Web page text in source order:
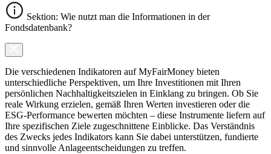
Sektion: Wie nutzt man die Informationen in der
Fondsdatenbank?
Die verschiedenen Indikatoren auf MyFairMoney bieten
unterschiedliche Perspektiven, um Ihre Investitionen mit Ihren
persönlichen Nachhaltigkeitszielen in Einklang zu bringen. Ob Sie
reale Wirkung erzielen, gemäß Ihren Werten investieren oder die
ESG-Performance bewerten möchten – diese Instrumente liefern auf
Ihre spezifischen Ziele zugeschnittene Einblicke. Das Verständnis
des Zwecks jedes Indikators kann Sie dabei unterstützen, fundierte
und sinnvolle Anlageentscheidungen zu treffen.